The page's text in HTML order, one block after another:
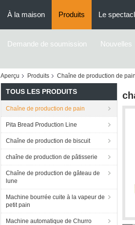
À la maison Produits Le
Demande de soumission Nouvelles
Aperçu Produits Chaîne de production de
TOUS LES PRODUITS
Chaîne de production de pain
Pita Bread Production Line
Chaîne de production de biscuit
chaîne de production de pâtisserie
Chaîne de production de gâteau de
lune
Machine bourrée cuite à la vapeur de
petit pain
Machine automatique de Churro